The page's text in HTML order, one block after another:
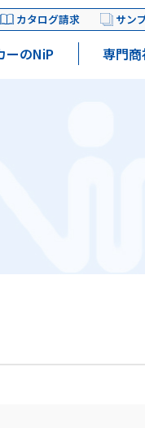
カタログ請求 サン
ーのNiP 専門